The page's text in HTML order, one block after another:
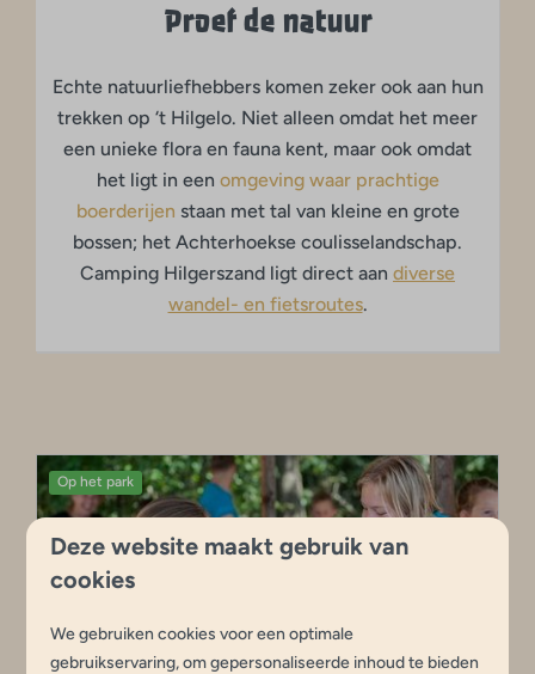
Proef de natuur
Echte natuurliefhebbers komen zeker ook aan hun
trekken op ‘t Hilgelo. Niet alleen omdat het meer
een unieke flora en fauna kent, maar ook omdat
het ligt in een omgeving waar prachtige
boerderijen staan met tal van kleine en grote
bossen; het Achterhoekse coulisselandschap.
Camping Hilgerszand ligt direct aan diverse
wandel- en fietsroutes.
Op het park
Deze website maakt gebruik van
cookies
We gebruiken cookies voor een optimale
gebruikservaring, om gepersonaliseerde inhoud te bieden